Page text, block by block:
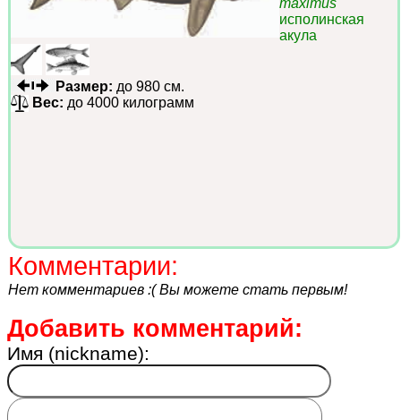
исполинская
акула
Размер: до 980 см.
Вес: до 4000 килограмм
Комментарии:
Нет комментариев :( Вы можете стать первым!
Добавить комментарий:
Имя (nickname):